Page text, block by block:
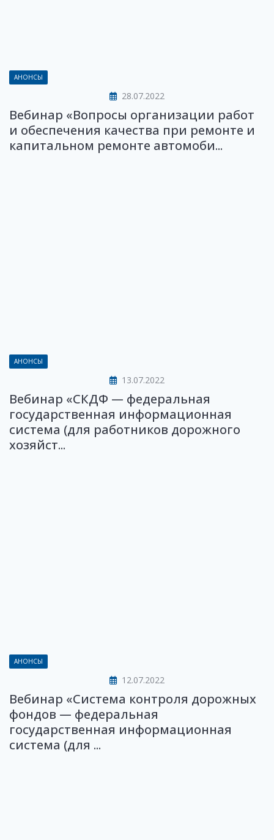
АНОНСЫ
28.07.2022
Вебинар «Вопросы организации работ
и обеспечения качества при ремонте и
капитальном ремонте автомоби...
АНОНСЫ
13.07.2022
Вебинар «СКДФ — федеральная
государственная информационная
система (для работников дорожного
хозяйст...
АНОНСЫ
12.07.2022
Вебинар «Система контроля дорожных
фондов — федеральная
государственная информационная
система (для ...